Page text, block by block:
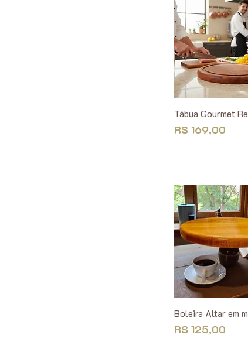
Tábua Gourmet
Preço
R$ 169,00
Boleira Altar em
Preço
R$ 125,00